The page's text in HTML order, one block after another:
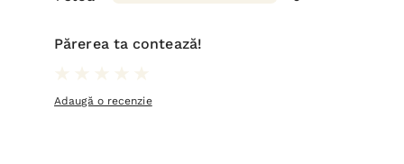
Părerea ta contează!
Adaugă o recenzie